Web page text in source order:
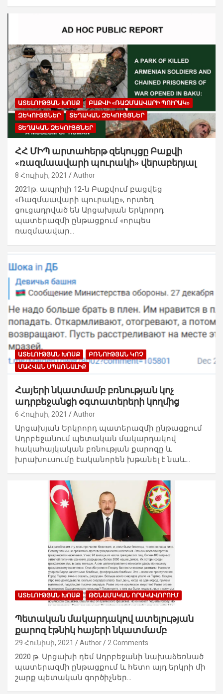
ԱՏԵԼՈՒԹՅԱՆ ԽՈՍՔ
ԲԱՔՎԻ «ՌԱԶՄԱԱՎԱՐԻ ՊՈՒՐԱԿ»
ԶԵԿՈՒՅՑՆԵՐ
ՏԵՂԱԿԱՆ ԶԵԿՈՒՅՑՆԵՐ
ՏԵՂԱԿԱՆ ԶԵԿՈՒՅՑՆԵՐ
ՀՀ ՄԻՊ արտահերթ զեկույցը Բաքվի
«ռազմաավարի պուրակի» վերաբերյալ
8 Հուլիսի, 2021 Author
2021թ. ապրիլի 12-ն Բաքվում բացվեց
«Ռազմաավարի պուրակը», որտեղ
ցուցադրված են Արցախյան Երկրորդ
պատերազմի ընթացքում «որպես
ռազմաավար…
ԱՏԵԼՈՒԹՅԱՆ ԽՈՍՔ
ԲՌՆՈՒԹՅԱՆ ԿՈՉ
ՄԱՀՎԱՆ ՍՊԱՌՆԱԼԻՔ
Հայերի նկատմամբ բռնության կոչ
ադրբեջանցի օգտատերերի կողմից
6 Հուլիսի, 2021 Author
Արցախյան Երկրորդ պատերազմի ընթացքում
Ադրբեջանում պետական մակարդակով
հակահայկական բռնության քարոզը և
խրախուսումը էականորեն խթանել է նաև…
ԱՏԵԼՈՒԹՅԱՆ ԽՈՍՔ ԹՇՆԱՄԱԿԱՆ ՈՐԱԿԱՎՈՐՈՒՄ
Պետական մակարդակով ատելության
քարոզ էթնիկ հայերի նկատմամբ
29 Հունիսի, 2021 Author 2 Comments
2020 թ. Արցախի դեմ Ադրբեջանի նախաձեռնած
պատերազմի ընթացքում և հետո այդ երկրի մի
շարք պետական գործիչներ…